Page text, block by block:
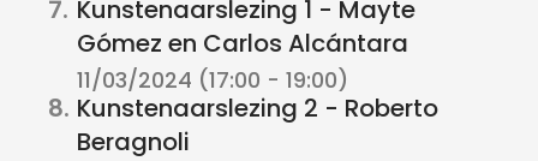
7. Kunstenaarslezing 1 - Mayte
Gómez en Carlos Alcántara
11/03/2024 (17:00 - 19:00)
8. Kunstenaarslezing 2 - Roberto
Beragnoli